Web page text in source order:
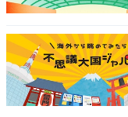
※回答コメントは原
この記事の筆者：
編集プロダクショ
集・執筆・校閲・